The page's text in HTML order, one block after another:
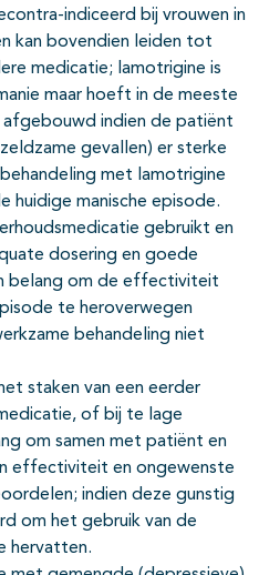
indiceerd bij vrouwen in
kan bovendien leiden tot
medicatie; lamotrigine is
maar hoeft in de meeste
indien de patiënt
gevallen) er sterke
met lamotrigine
huidige manische episode.
gebruikt en
dosering en goede
belang om de effectiviteit
te heroverwegen
behandeling niet
staken van een eerder
of bij te lage
om samen met patiënt en
effectiviteit en ongewenste
indien deze gunstig
om het gebruik van de
hervatten.